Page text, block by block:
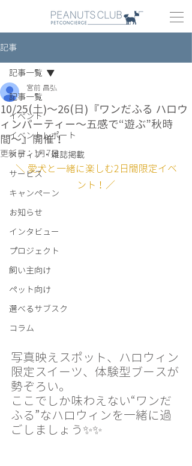
記事
記事一覧
イベント
イベントレポート
メディア・雑誌掲載
サービス
キャンペーン
お知らせ
インタビュー
プロジェクト
飼い主向け
ペット向け
選べるサブスク
コラム
記事一覧
10/25(土)〜26(日)『ワンだふる ハロウ
ィンパーティー〜五感で“遊ぶ”秋時
間〜』開催！
宮前 昌弘
更新日： 1月7日
＼ 愛犬と一緒に楽しむ2日間限定イベ
ント！／
写真映えスポット、ハロウィン
限定スイーツ、体験型ブースが
勢ぞろい。
ここでしか味わえない“ワンだ
ふる”なハロウィンを一緒に過
ごしましょう✨✨